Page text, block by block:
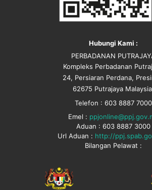
Hubungi Kami :
PERBADANAN
Kompleks Perbadanan
24, Persiaran Perdana,
62675 Putrajaya
Telefon : 603 8887 7000
Emel :
Aduan : 603 8887 3000
Url Aduan : http://
Bilangan Pelawat :